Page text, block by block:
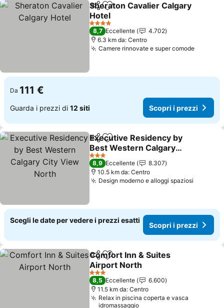
CondividiAggiungi ai preferiti
Sheraton Cavalier Calgary
Hotel
Scopri i prezzi
4 Stelle
8,7 Eccellente
4.702
6.3 km da: Centro
Camere rinnovate e super comodeScopri
Da 111 €
Guarda i prezzi di 12 siti Scopri i prezzi
CondividiAggiungi ai preferiti
Executive Residency by
Best Western Calgary
City View North
Scopri i prezzi
3 Stelle
8,9 Eccellente
8.307
10.5 km da: Centro
Design moderno e alloggi spaziosi
Scegli le date per vedere i prezzi esatti
Scopri i prezzi
CondividiAggiungi ai preferiti
Comfort Inn & Suites
Airport North
Scopri i prezzi
3 Stelle
8,5 Eccellente
6.600
11.5 km da: Centro
Relax in piscina coperta e vasca
idromassaggio